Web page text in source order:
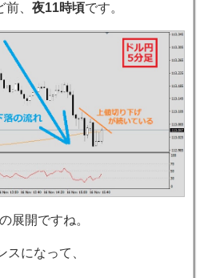
、 夜11時頃です。
の展開ですね。
になって、